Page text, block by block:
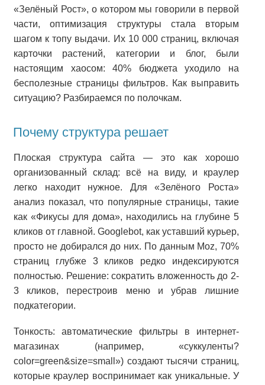
«Зелёный Рост», о котором мы говорили в первой
части, оптимизация структуры стала вторым
шагом к топу выдачи. Их 10 000 страниц, включая
карточки растений, категории и блог, были
настоящим хаосом: 40% бюджета уходило на
бесполезные страницы фильтров. Как выправить
ситуацию? Разбираемся по полочкам.
Почему структура решает
Плоская структура сайта — это как хорошо
организованный склад: всё на виду, и краулер
легко находит нужное. Для «Зелёного Роста»
анализ показал, что популярные страницы, такие
как «Фикусы для дома», находились на глубине 5
кликов от главной. Googlebot, как уставший курьер,
просто не добирался до них. По данным Moz, 70%
страниц глубже 3 кликов редко индексируются
полностью. Решение: сократить вложенность до 2-
3 кликов, перестроив меню и убрав лишние
подкатегории.
Тонкость: автоматические фильтры в интернет-
магазинах (например, «суккуленты?
color=green&size=small») создают тысячи страниц,
которые краулер воспринимает как уникальные. У